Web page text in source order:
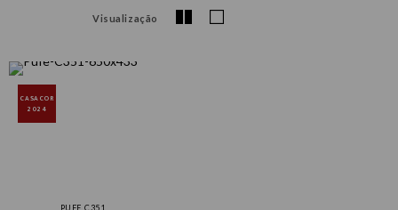
Visualização
PUFE C351
CASACOR
2024